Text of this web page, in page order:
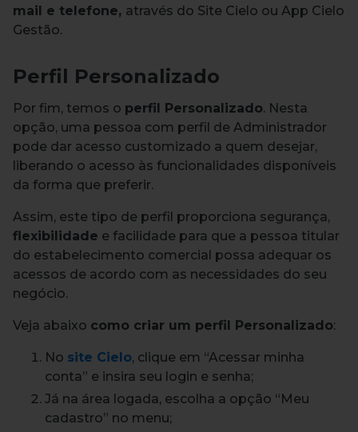
mail e telefone, através do Site Cielo ou App Cielo
Gestão.
Perfil Personalizado
Por fim, temos o perfil Personalizado. Nesta
opção, uma pessoa com perfil de Administrador
pode dar acesso customizado a quem desejar,
liberando o acesso às funcionalidades disponíveis
da forma que preferir.
Assim, este tipo de perfil proporciona segurança,
flexibilidade e facilidade para que a pessoa titular
do estabelecimento comercial possa adequar os
acessos de acordo com as necessidades do seu
negócio.
Veja abaixo como criar um perfil Personalizado:
No site Cielo, clique em “Acessar minha
conta” e insira seu login e senha;
Já na área logada, escolha a opção “Meu
cadastro” no menu;